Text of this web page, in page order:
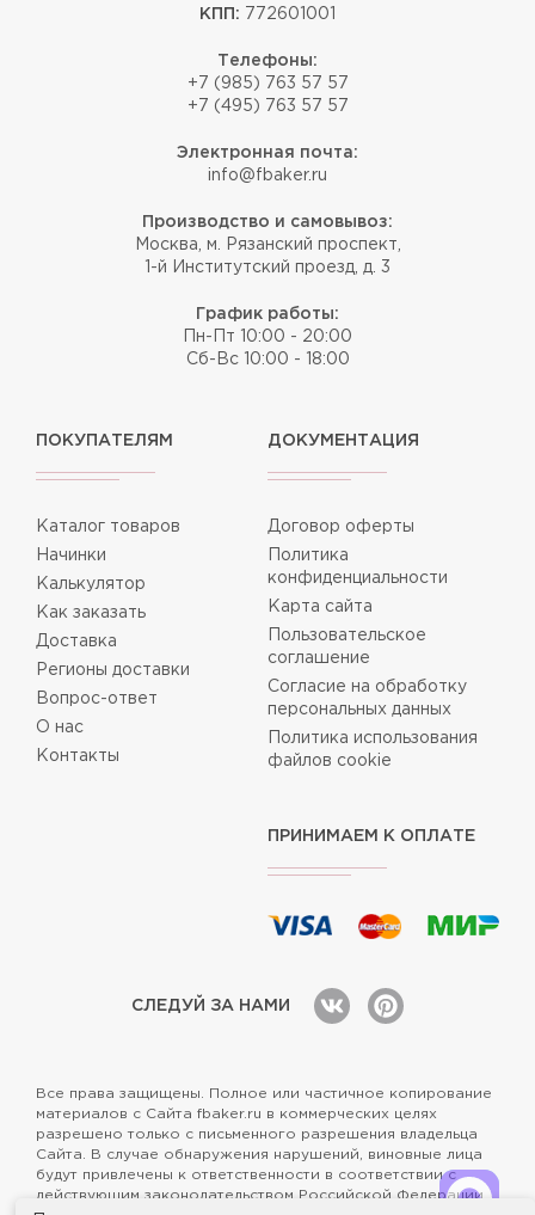
КПП: 772601001
Телефоны:
+7 (985) 763 57 57
+7 (495) 763 57 57
Электронная почта:
info@fbaker.ru
Производство и самовывоз:
Москва, м. Рязанский проспект,
1-й Институтский проезд, д. 3
График работы:
Пн-Пт 10:00 - 20:00
Сб-Вс 10:00 - 18:00
ПОКУПАТЕЛЯМ
Каталог товаров
Начинки
Калькулятор
Как заказать
Доставка
Регионы доставки
Вопрос-ответ
О нас
Контакты
ДОКУМЕНТАЦИЯ
Договор оферты
Политика
конфиденциальности
Карта сайта
Пользовательское
соглашение
Согласие на обработку
персональных данных
Политика использования
файлов cookie
ПРИНИМАЕМ К ОПЛАТЕ
СЛЕДУЙ ЗА НАМИ
Все права защищены. Полное или частичное копирование
материалов с Сайта fbaker.ru в коммерческих целях
разрешено только с письменного разрешения владельца
Сайта. В случае обнаружения нарушений, виновные лица
будут привлечены к ответственности в соответствии с
действующим законодательством Российской Федерации.